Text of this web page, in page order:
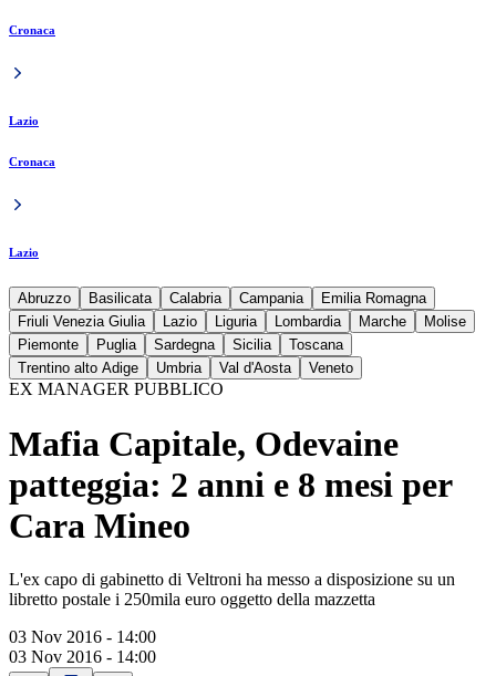
Cronaca
Lazio
Cronaca
Lazio
Abruzzo Basilicata Calabria Campania
Emilia Romagna
Friuli Venezia Giulia
Lazio Liguria Lombardia Marche
Molise
Piemonte
Puglia Sardegna Sicilia
Toscana
Trentino alto Adige
Umbria Val d'Aosta Veneto
EX MANAGER PUBBLICO
Mafia Capitale, Odevaine
patteggia: 2 anni e 8 mesi per
Cara Mineo
L'ex capo di gabinetto di Veltroni ha messo a disposizione su un
libretto postale i 250mila euro oggetto della mazzetta
03 Nov 2016 - 14:00
03 Nov 2016 - 14:00